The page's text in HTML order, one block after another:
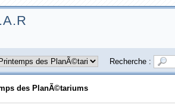
Recherche :
des PlanÃ©tariums